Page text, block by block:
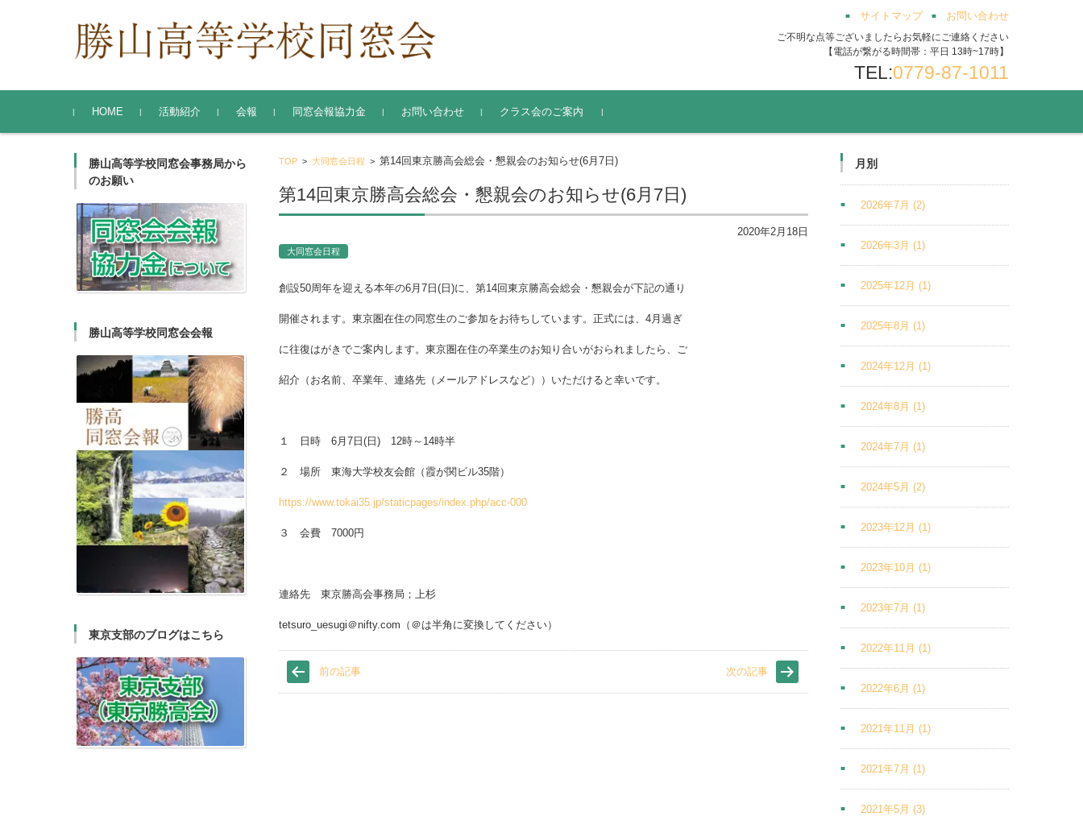
サイトマップ お問い合わせ
ご不明な点等ございましたらお気軽にご連絡ください
【電話が繋がる時間帯：平日 13時~17時】
TEL:0779-87-1011
コンテンツに移動
HOME
活動紹介 会報 同窓会報協力金 お問い合わせ クラス会のご案内
TOP >大同窓会日程 >第14回東京勝高会総会・懇親会のお知らせ(6月7日)
第14回東京勝高会総会・懇親会のお知らせ(6月7日)
2020年2月18日
大同窓会日程
創設50周年を迎える本年の6月7日(日)に、第14回東京勝高会総会・懇親会が下記の通り
開催されます。東京圏在住の同窓生のご参加をお待ちしています。正式には、4月過ぎ
に往復はがきでご案内します。東京圏在住の卒業生のお知り合いがおられましたら、ご
紹介（お名前、卒業年、連絡先（メールアドレスなど））いただけると幸いです。
１ 日時 6月7日(日) 12時～14時半
２ 場所 東海大学校友会館（霞が関ビル35階）
https://www.tokai35.jp/staticpages/index.php/acc-000
３ 会費 7000円
連絡先 東京勝高会事務局；上杉
tetsuro_uesugi＠nifty.com（＠は半角に変換してください）
前の記事 次の記事
勝山高等学校同窓会事務局から
のお願い
勝山高等学校同窓会会報
東京支部のブログはこちら
月別
2026年7月(2)
2026年3月(1)
2025年12月(1)
2025年8月(1)
2024年12月(1)
2024年8月(1)
2024年7月(1)
2024年5月(2)
2023年12月(1)
2023年10月(1)
2023年7月(1)
2022年11月(1)
2022年6月(1)
2021年11月(1)
2021年7月(1)
2021年5月(3)